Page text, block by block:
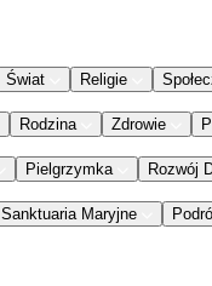
Świat Religie
Rodzina Zdrowie
Pielgrzymka Rozwój
Sanktuaria Maryjne